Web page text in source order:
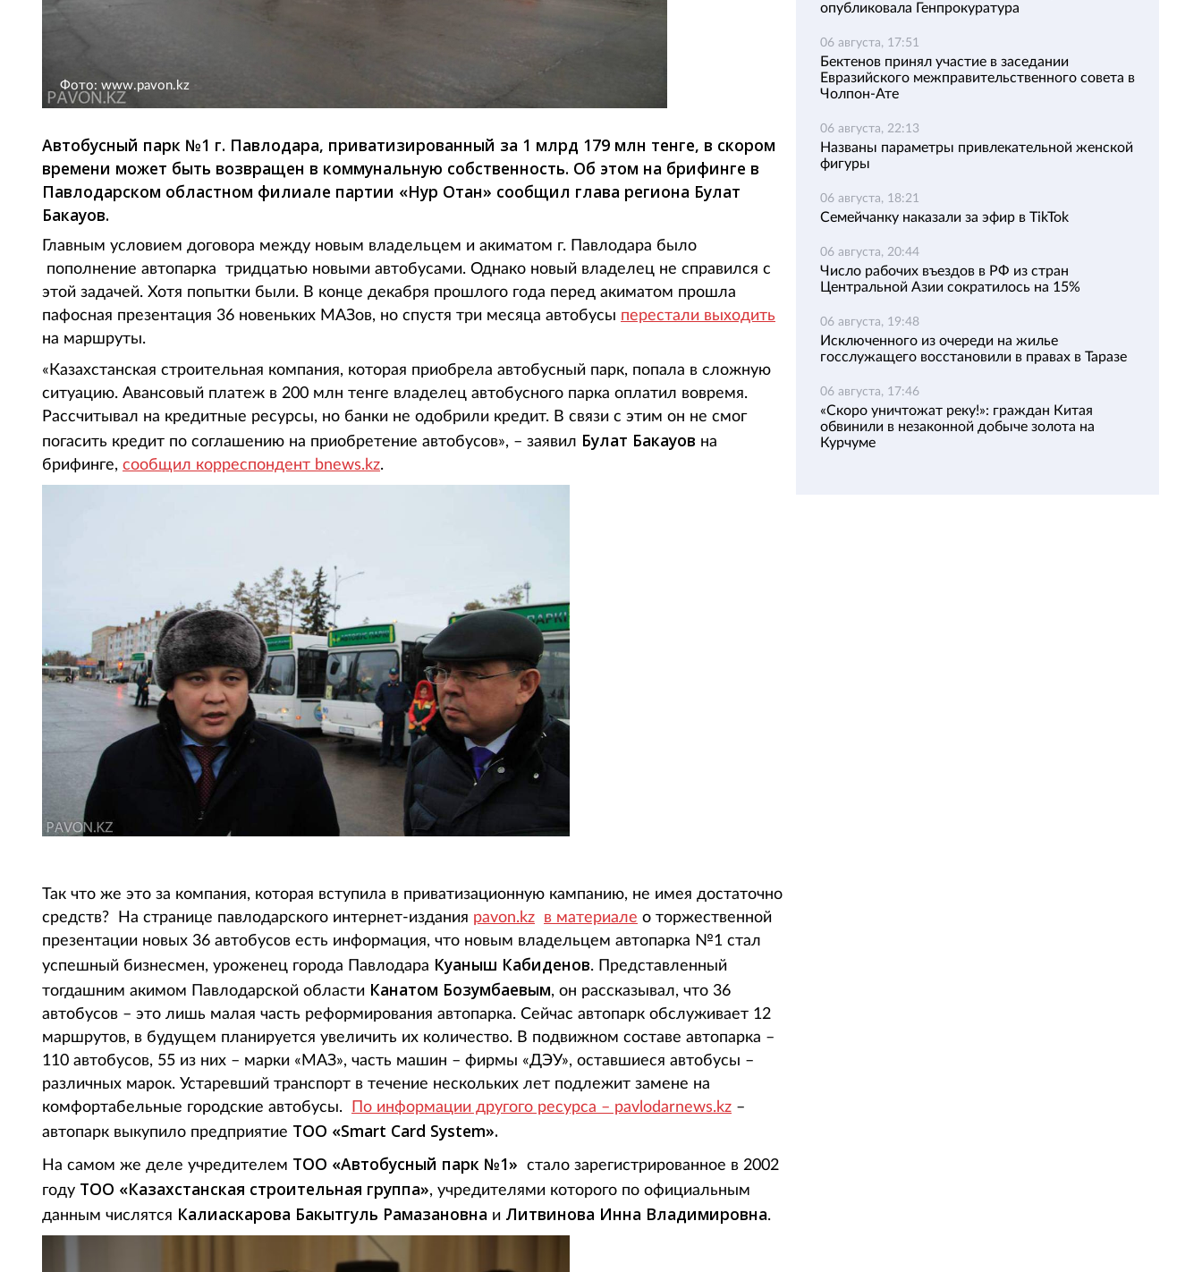
Фото: www.pavon.kz
Автобусный парк №1 г. Павлодара, приватизированный за 1 млрд 179 млн тенге, в скором
времени может быть возвращен в коммунальную собственность. Об этом на брифинге в
Павлодарском областном филиале партии «Нур Отан» сообщил глава региона Булат
Бакауов.
Главным условием договора между новым владельцем и акиматом г. Павлодара было
пополнение автопарка тридцатью новыми автобусами. Однако новый владелец не справился с
этой задачей. Хотя попытки были. В конце декабря прошлого года перед акиматом прошла
пафосная презентация 36 новеньких МАЗов, но спустя три месяца автобусы перестали выходить
на маршруты.
«Казахстанская строительная компания, которая приобрела автобусный парк, попала в сложную
ситуацию. Авансовый платеж в 200 млн тенге владелец автобусного парка оплатил вовремя.
Рассчитывал на кредитные ресурсы, но банки не одобрили кредит. В связи с этим он не смог
погасить кредит по соглашению на приобретение автобусов», – заявил Булат Бакауов на
брифинге, сообщил корреспондент bnews.kz.
Так что же это за компания, которая вступила в приватизационную кампанию, не имея достаточно
средств? На странице павлодарского интернет-издания pavon.kz в материале о торжественной
презентации новых 36 автобусов есть информация, что новым владельцем автопарка №1 стал
успешный бизнесмен, уроженец города Павлодара Куаныш Кабиденов. Представленный
тогдашним акимом Павлодарской области Канатом Бозумбаевым, он рассказывал, что 36
автобусов – это лишь малая часть реформирования автопарка. Сейчас автопарк обслуживает 12
маршрутов, в будущем планируется увеличить их количество. В подвижном составе автопарка –
110 автобусов, 55 из них – марки «МАЗ», часть машин – фирмы «ДЭУ», оставшиеся автобусы –
различных марок. Устаревший транспорт в течение нескольких лет подлежит замене на
комфортабельные городские автобусы.
По информации другого ресурса – pavlodarnews.kz –
автопарк выкупило предприятие ТОО «Smart Card System».
На самом же деле учредителем ТОО «Автобусный парк №1» стало зарегистрированное в 2002
году ТОО «Казахстанская строительная группа», учредителями которого по официальным
данным числятся Калиаскарова Бакытгуль Рамазановна и Литвинова Инна Владимировна.
опубликовала Генпрокуратура
06 августа, 17:51
Бектенов принял участие в заседании
Евразийского межправительственного совета в
Чолпон-Ате
06 августа, 22:13
Названы параметры привлекательной женской
фигуры
06 августа, 18:21
Семейчанку наказали за эфир в TikTok
06 августа, 20:44
Число рабочих въездов в РФ из стран
Центральной Азии сократилось на 15%
06 августа, 19:48
Исключенного из очереди на жилье
госслужащего восстановили в правах в Таразе
06 августа, 17:46
«Скоро уничтожат реку!»: граждан Китая
обвинили в незаконной добыче золота на
Курчуме